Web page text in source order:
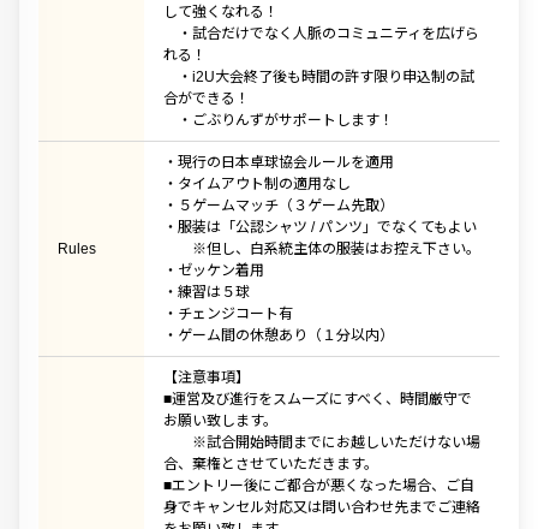
して強くなれる！
・試合だけでなく人脈のコミュニティを広げら
れる！
・i2U大会終了後も時間の許す限り申込制の試
合ができる！
・ごぶりんずがサポートします！
Rules
・現行の日本卓球協会ルールを適用
・タイムアウト制の適用なし
・５ゲームマッチ（３ゲーム先取）
・服装は「公認シャツ / パンツ」でなくてもよい
※但し、白系統主体の服装はお控え下さい。
・ゼッケン着用
・練習は５球
・チェンジコート有
・ゲーム間の休憩あり（１分以内）
【注意事項】
■運営及び進行をスムーズにすべく、時間厳守で
お願い致します。
※試合開始時間までにお越しいただけない場
合、棄権とさせていただきます。
■エントリー後にご都合が悪くなった場合、ご自
身でキャンセル対応又は問い合わせ先までご連絡